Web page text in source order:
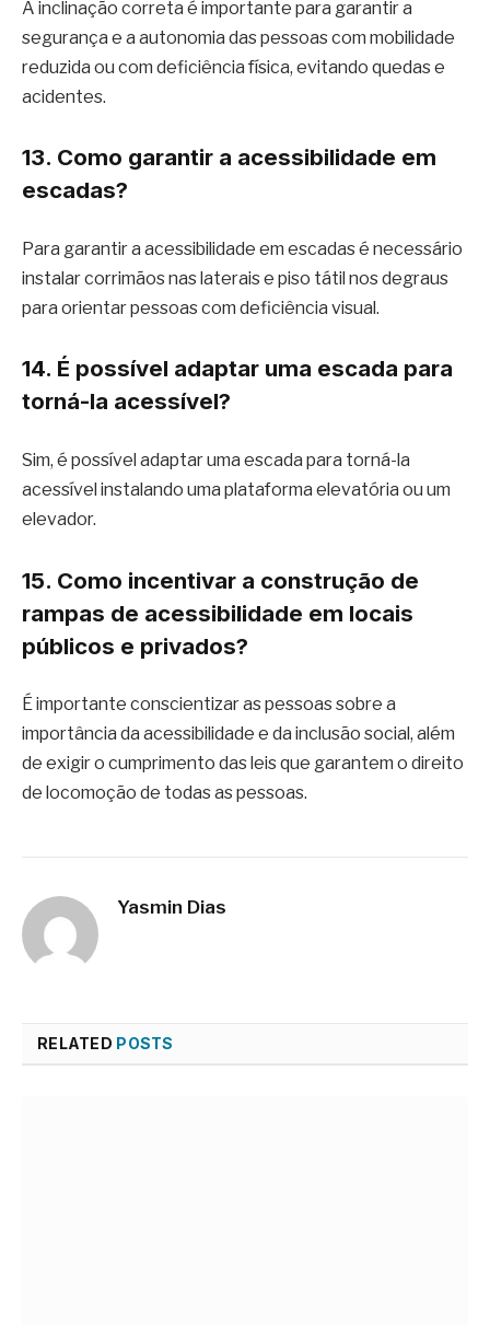
A inclinação correta é importante para garantir a
segurança e a autonomia das pessoas com mobilidade
reduzida ou com deficiência física, evitando quedas e
acidentes.
13. Como garantir a acessibilidade em
escadas?
Para garantir a acessibilidade em escadas é necessário
instalar corrimãos nas laterais e piso tátil nos degraus
para orientar pessoas com deficiência visual.
14. É possível adaptar uma escada para
torná-la acessível?
Sim, é possível adaptar uma escada para torná-la
acessível instalando uma plataforma elevatória ou um
elevador.
15. Como incentivar a construção de
rampas de acessibilidade em locais
públicos e privados?
É importante conscientizar as pessoas sobre a
importância da acessibilidade e da inclusão social, além
de exigir o cumprimento das leis que garantem o direito
de locomoção de todas as pessoas.
Yasmin Dias
RELATED POSTS